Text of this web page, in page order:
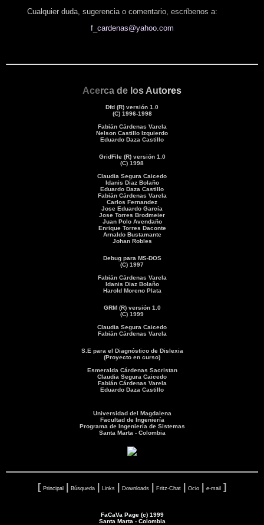
Cualquier duda, sugerencia o comentario, escríbenos a:
f_cardenas@yahoo.com
Acerca de los Autores
Dfd (R) versión 1.0
(C) 1996-1998
Fabián Cárdenas Varela
Nelson Castillo Izquierdo
Eduardo Daza Castillo
GridFile (R) versión 1.0
(C) 1998
Claudia Segura Caicedo
Idanis Diaz Bolaño
Eduardo Daza Castillo
Fabián Cárdenas Varela
Carlos Fernandez
Jose Eduardo García
Jose Torres Brodmeier
Juan Polo Avendaño
Enrique Torres Daconte
Arnaldo Bustamante
Johan Robles
Debug para MS-DOS
(C) 1997
Fabián Cárdenas Varela
Idanis Diaz Bolaño
Harold Moreno Plata
GRM (R) versión 1.0
(C) 1999
Claudia Segura Caicedo
Fabián Cárdenas Varela
S.E para el Diagnóstico de Dislexia
(Proyecto en curso)
Esmeralda Cárdenas Sacristan
Claudia Segura Caicedo
Fabián Cárdenas Varela
Eduardo Daza Castillo
Universidad del Magdalena
Facultad de Ingeniería
Programa de Ingeniería de Sistemas
Santa Marta - Colombia
[ Principal Búsqueda Links Downloads Fritz-Chat Ocio e-mail ]
FaCaVa Page (c) 1999
Santa Marta - Colombia